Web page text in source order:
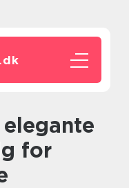
dk
for